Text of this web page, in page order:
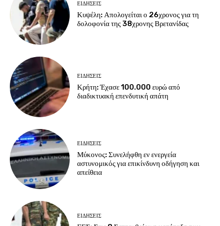
ΕΙΔΗΣΕΙΣ
Κυψέλη: Απολογείται ο 26χρονος για τη
δολοφονία της 38χρονης Βρετανίδας
ΕΙΔΗΣΕΙΣ
Κρήτη: Έχασε 100.000 ευρώ από
διαδικτυακή επενδυτική απάτη
ΕΙΔΗΣΕΙΣ
Μύκονος: Συνελήφθη εν ενεργεία
αστυνομικός για επικίνδυνη οδήγηση και
απείθεια
ΕΙΔΗΣΕΙΣ